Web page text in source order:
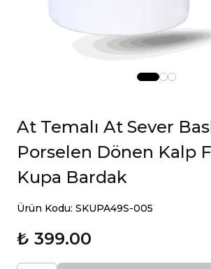
At Temalı At Sever
Porselen Dönen Kalp
Kupa Bardak
Ürün Kodu: SKUPA49S-005
₺ 399.00